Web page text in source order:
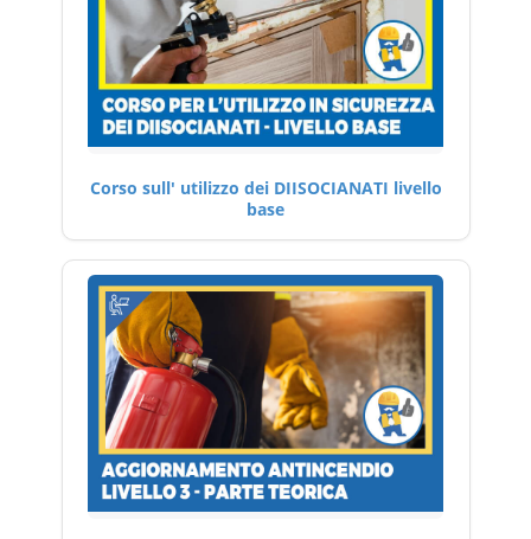
Corso sull' utilizzo dei DIISOCIANATI livello
base